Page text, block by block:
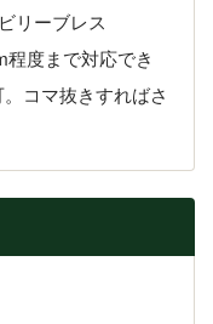
リーブレス
度まで対応でき
コマ抜きすればさ